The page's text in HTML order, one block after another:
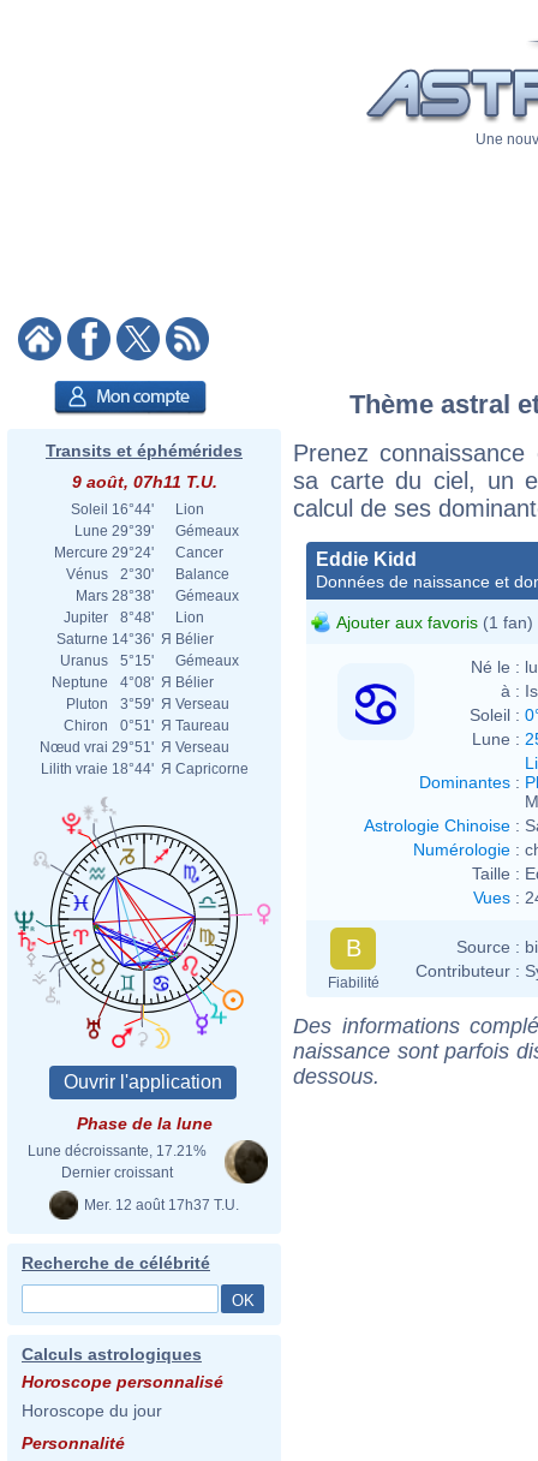
Une
Transits et éphémérides
9 août, 07h11 T.U.
Soleil 16°44'
Lion
Lune 29°39'
Gémeaux
Mercure 29°24'
Cancer
Vénus
2°30'
Balance
Mars 28°38'
Gémeaux
Jupiter
8°48'
Lion
Saturne 14°36' Я Bélier
Uranus
5°15'
Gémeaux
Neptune
4°08' Я Bélier
Pluton
3°59' Я Verseau
Chiron
0°51' Я Taureau
Nœud vrai 29°51' Я Verseau
Lilith vraie 18°44' Я Capricorne
Phase de la lune
Lune décroissante, 17.21%
Dernier croissant
Mer. 12 août 17h37 T.U.
Recherche de célébrité
Calculs astrologiques
Horoscope personnalisé
Horoscope du jour
Personnalité
Thème astral
Prenez
sa carte du ciel, un
calcul de ses
Eddie Kidd
Données de naissance et
Ajouter aux favoris (1 fan)
Né le :
à :
Soleil :
Lune :
Dominantes :
Astrologie Chinoise :
Numérologie :
Taille :
Vues :
B
Fiabilité
Source :
Contributeur :
Des informations
naissance sont parfois
dessous.